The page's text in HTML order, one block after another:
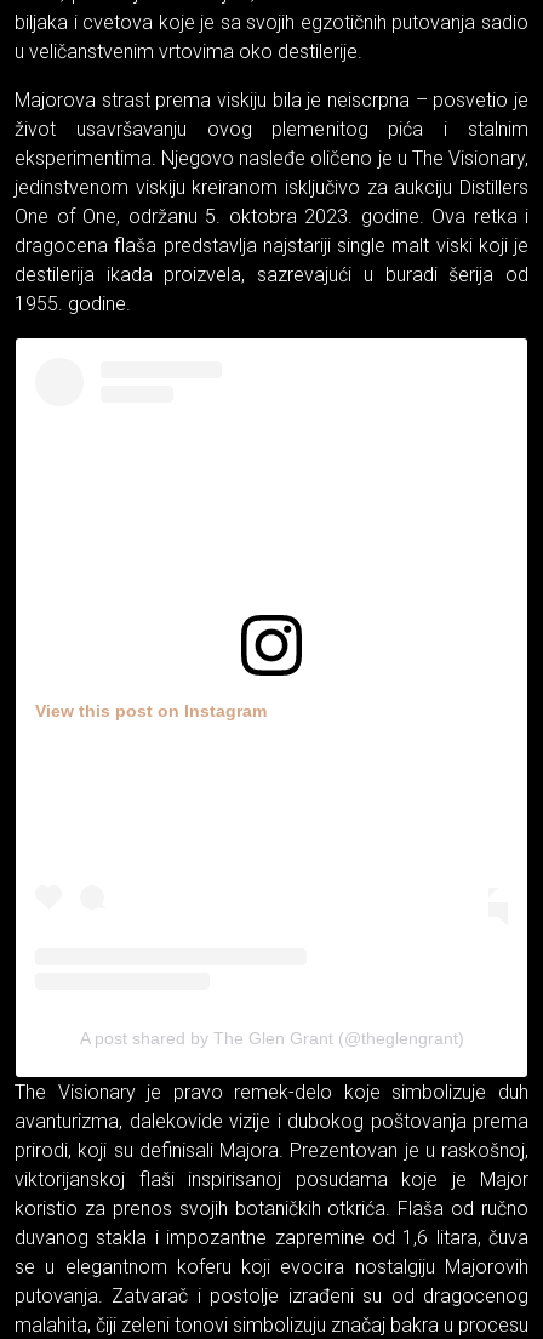
biljaka i cvetova koje je sa svojih egzotičnih putovanja sadio
u veličanstvenim vrtovima oko destilerije.
Majorova strast prema viskiju bila je neiscrpna – posvetio je
život usavršavanju ovog plemenitog pića i stalnim
eksperimentima. Njegovo nasleđe oličeno je u The Visionary,
jedinstvenom viskiju kreiranom isključivo za aukciju Distillers
One of One, održanu 5. oktobra 2023. godine. Ova retka i
dragocena flaša predstavlja najstariji single malt viski koji je
destilerija ikada proizvela, sazrevajući u buradi šerija od
1955. godine.
View this post on Instagram
A post shared by The Glen Grant (@theglengrant)
The Visionary je pravo remek-delo koje simbolizuje duh
avanturizma, dalekovide vizije i dubokog poštovanja prema
prirodi, koji su definisali Majora. Prezentovan je u raskošnoj,
viktorijanskoj flaši inspirisanoj posudama koje je Major
koristio za prenos svojih botaničkih otkrića. Flaša od ručno
duvanog stakla i impozantne zapremine od 1,6 litara, čuva
se u elegantnom koferu koji evocira nostalgiju Majorovih
putovanja. Zatvarač i postolje izrađeni su od dragocenog
malahita, čiji zeleni tonovi simbolizuju značaj bakra u procesu